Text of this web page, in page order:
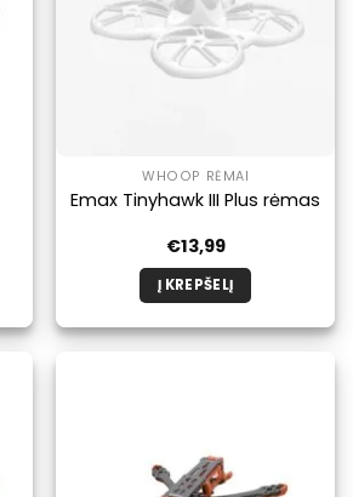
WHOOP RĖMAI
Emax Tinyhawk III Plus rėmas
€13,99
Į KREPŠELĮ